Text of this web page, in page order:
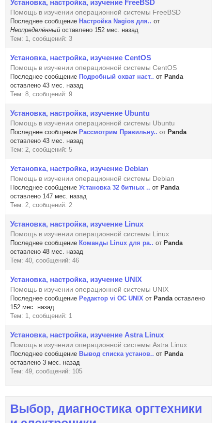
Установка, настройка, изучение FreeBSD
Помощь в изучении операционной системы FreeBSD
Последнее сообщение Настройка Nagios для.. от
Неопределённый оставлено 152 мес. назад
Тем: 1, сообщений: 3
Установка, настройка, изучение CentOS
Помощь в изучении операционной системы CentOS
Последнее сообщение Подробный охват наст.. от Panda
оставлено 43 мес. назад
Тем: 8, сообщений: 9
Установка, настройка, изучение Ubuntu
Помощь в изучении операционной системы Ubuntu
Последнее сообщение Рассмoтрим Правильну.. от Panda
оставлено 43 мес. назад
Тем: 2, сообщений: 5
Установка, настройка, изучение Debian
Помощь в изучении операционной системы Debian
Последнее сообщение Установка 32 битных .. от Panda
оставлено 147 мес. назад
Тем: 2, сообщений: 2
Установка, настройка, изучение Linux
Помощь в изучении операционной системы Linux
Последнее сообщение Команды Linux для ра.. от Panda
оставлено 48 мес. назад
Тем: 40, сообщений: 46
Установка, настройка, изучение UNIX
Помощь в изучении операционной системы UNIX
Последнее сообщение Редактор vi OC UNIX от Pandaоставлено
152 мес. назад
Тем: 1, сообщений: 1
Установка, настройка, изучение Astra Linux
Помощь в изучении операционной системы Astra Linux
Последнее сообщение Вывод списка установ.. от Panda
оставлено 3 мес. назад
Тем: 49, сообщений: 105
Выбор, диагностика оргтехники